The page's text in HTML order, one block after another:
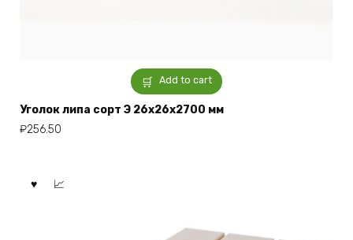
Add to cart
Уголок липа сорт Э 26x26x2700 мм
₽256.50